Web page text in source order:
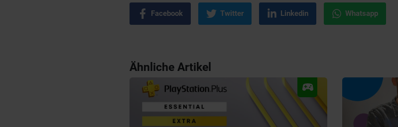
Facebook Twitter Linkedin Whatsapp
Ähnliche Artikel